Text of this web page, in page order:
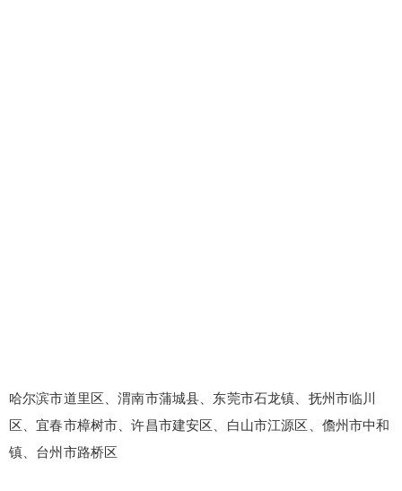
哈尔滨市道里区、渭南市蒲城县、东莞市石龙镇、抚州市临川
区、宜春市樟树市、许昌市建安区、白山市江源区、儋州市中和
镇、台州市路桥区